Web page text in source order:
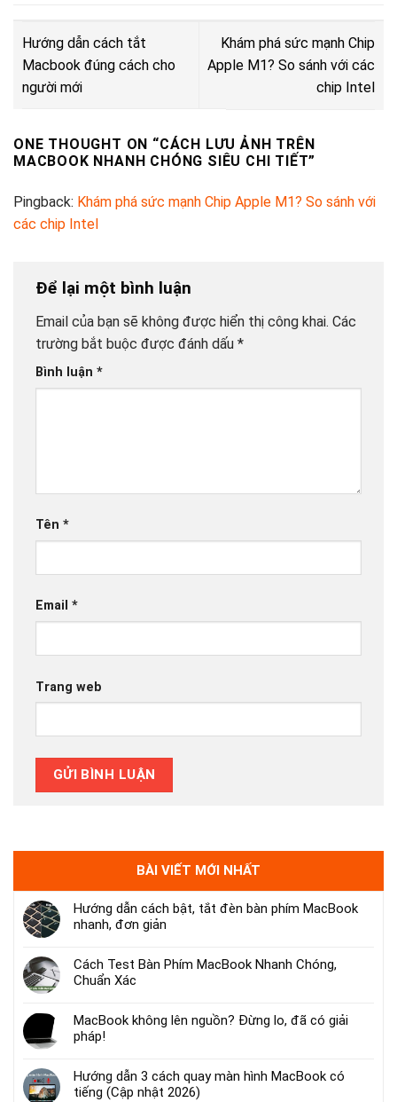
Hướng dẫn cách tắt
Macbook đúng cách cho
người mới
Khám phá sức mạnh Chip
Apple M1? So sánh với các
chip Intel
ONE THOUGHT ON “CÁCH LƯU ẢNH TRÊN
MACBOOK NHANH CHÓNG SIÊU CHI TIẾT”
Pingback: Khám phá sức mạnh Chip Apple M1? So sánh với
các chip Intel
Để lại một bình luận
Email của bạn sẽ không được hiển thị công khai. Các
trường bắt buộc được đánh dấu *
Bình luận *
Tên *
Email *
Trang web
BÀI VIẾT MỚI NHẤT
Hướng dẫn cách bật, tắt đèn bàn phím MacBook
nhanh, đơn giản
Cách Test Bàn Phím MacBook Nhanh Chóng,
Chuẩn Xác
MacBook không lên nguồn? Đừng lo, đã có giải
pháp!
Hướng dẫn 3 cách quay màn hình MacBook có
tiếng (Cập nhật 2026)